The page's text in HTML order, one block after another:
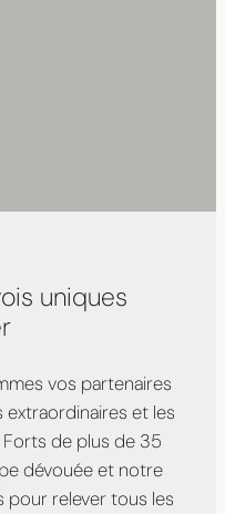
uniques
vos partenaires
et les
de plus de 35
dévouée et notre
pour relever tous les